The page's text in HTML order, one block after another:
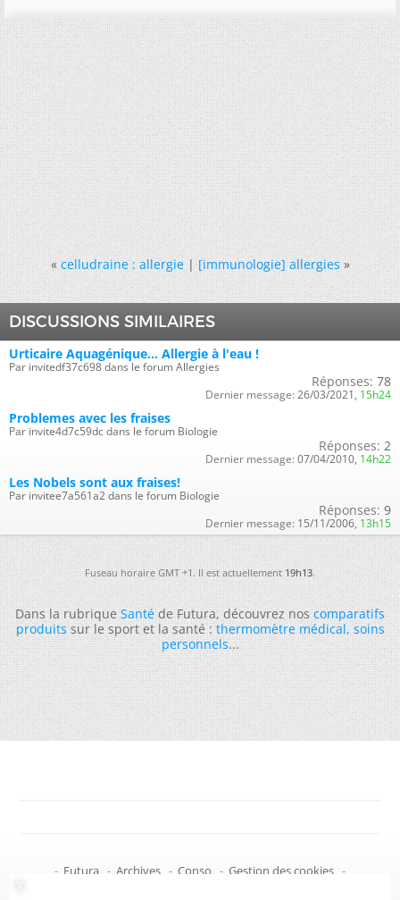
« celludraine : allergie|[immunologie] allergies »
DISCUSSIONS SIMILAIRES
Urticaire Aquagénique... Allergie à l'eau !
Par invitedf37c698 dans le forum Allergies
Réponses: 78
Dernier message: 26/03/2021, 15h24
Problemes avec les fraises
Par invite4d7c59dc dans le forum Biologie
Réponses: 2
Dernier message: 07/04/2010, 14h22
Les Nobels sont aux fraises!
Par invitee7a561a2 dans le forum Biologie
Réponses: 9
Dernier message: 15/11/2006, 13h15
Fuseau horaire GMT +1. Il est actuellement19h13.
Dans la rubriqueSantéde Futura, découvrez noscomparatifs
produitssur le sport et la santé :thermomètre médical,soins
personnels...
- Futura - Archives - Conso - Gestion des cookies -